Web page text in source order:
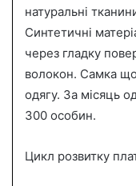
натуральні
Синтетичні
через гладку
волокон. Самка
одягу. За місяць
300 особин.
Цикл розвитку